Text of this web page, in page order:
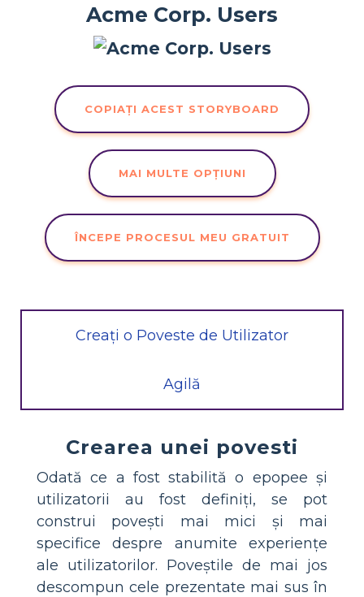
Acme Corp. Users
COPIAȚI ACEST STORYBOARD
MAI MULTE OPȚIUNI
ÎNCEPE PROCESUL MEU GRATUIT
Creați o Poveste de Utilizator
Agilă
Crearea unei povesti
Odată ce a fost stabilită o epopee și
utilizatorii au fost definiți, se pot
construi povești mai mici și mai
specifice despre anumite experiențe
ale utilizatorilor. Poveștile de mai jos
descompun cele prezentate mai sus în